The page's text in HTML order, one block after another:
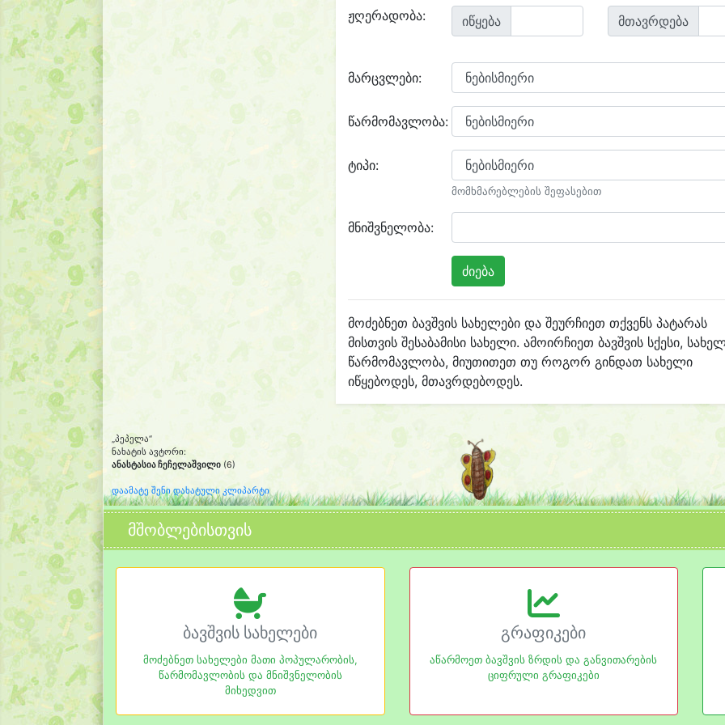
ჟღერადობა: იწყება მთავრდება
მარცვლები:
წარმომავლობა:
ტიპი:
მომხმარებლების შეფასებით
მნიშვნელობა:
მოძებნეთ ბავშვის სახელები და შეურჩიეთ თქვენს პატარას
მისთვის შესაბამისი სახელი. ამოირჩიეთ ბავშვის სქესი,
წარმომავლობა, მიუთითეთ თუ როგორ გინდათ სახელი
იწყებოდეს, მთავრდებოდეს.
„პეპელა“
ნახატის ავტორი:
ანასტასია ჩეჩელაშვილი (6)
დაამატე შენი დახატული კლიპარტი
მშობლებისთვის
ბავშვის სახელები
მოძებნეთ სახელები მათი პოპულარობის,
წარმომავლობის და მნიშვნელობის
მიხედვით
გრაფიკები
აწარმოეთ ბავშვის ზრდის და განვითარების
ციფრული გრაფიკები